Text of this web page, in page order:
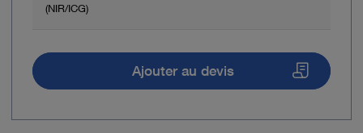
(NIR/ICG)
Ajouter au devis